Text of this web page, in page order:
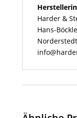
Harder &
Hans-